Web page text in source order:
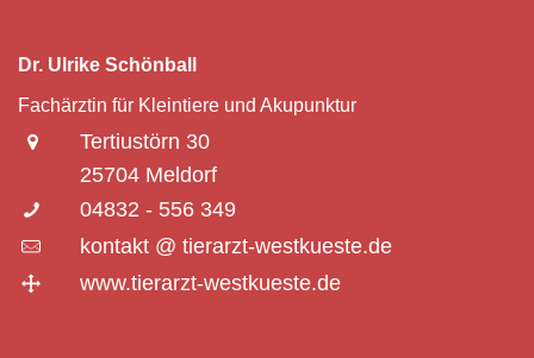
Dr. Ulrike Schönball
Fachärztin für Kleintiere und Akupunktur
Tertiustörn 30
25704 Meldorf
04832 - 556 349
kontakt @ tierarzt-westkueste.de
www.tierarzt-westkueste.de